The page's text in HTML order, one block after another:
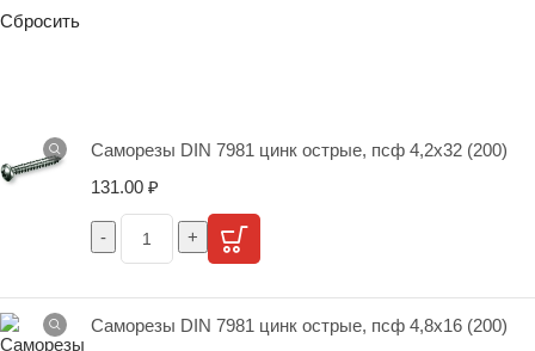
Сбросить
Саморезы DIN 7981 цинк острые, псф 4,2х32 (200)
131.00 ₽
Саморезы DIN 7981 цинк острые, псф 4,8х16 (200)